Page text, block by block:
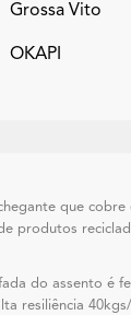
Grossa Vito
OKAPI
que cobre
produtos
do assento é
resiliência